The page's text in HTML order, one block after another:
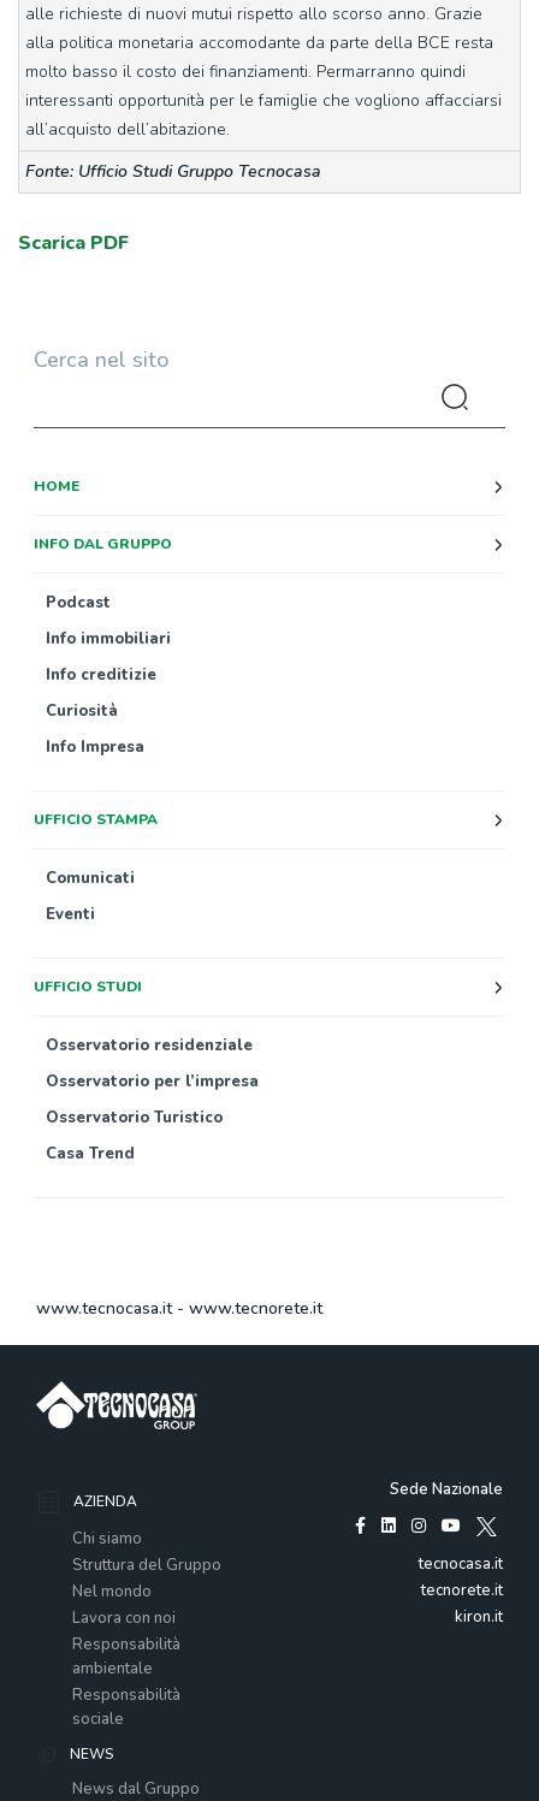
alle richieste di nuovi mutui rispetto allo scorso anno. Grazie
alla politica monetaria accomodante da parte della BCE resta
molto basso il costo dei finanziamenti. Permarranno quindi
interessanti opportunità per le famiglie che vogliono affacciarsi
all’acquisto dell’abitazione.
Fonte: Ufficio Studi Gruppo Tecnocasa
Scarica PDF
Cerca nel sito
HOME
INFO DAL GRUPPO
Podcast
Info immobiliari
Info creditizie
Curiosità
Info Impresa
UFFICIO STAMPA
Comunicati
Eventi
UFFICIO STUDI
Osservatorio residenziale
Osservatorio per l’impresa
Osservatorio Turistico
Casa Trend
www.tecnocasa.it- www.tecnorete.it
AZIENDA
Chi siamo
Struttura del Gruppo
Nel mondo
Lavora con noi
Responsabilità
ambientale
Responsabilità
sociale
NEWS
News dal Gruppo
Sede Nazionale
tecnocasa.it
tecnorete.it
kiron.it